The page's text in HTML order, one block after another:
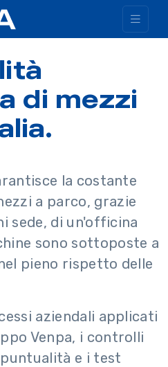
di mezzi
la costante
a parco, grazie
sede, di un'officina
sono sottoposte a
pieno rispetto delle
aziendali applicati
Venpa, i controlli
e i test